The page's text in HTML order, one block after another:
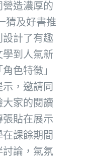
造濃厚的
猜及好書推
計了有趣
到人氣新
色特徵」
，邀請同
家的閱讀
貼在展示
課餘期間
討論，氣氛